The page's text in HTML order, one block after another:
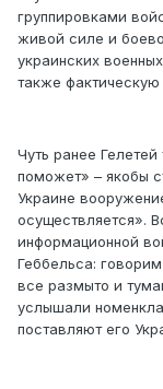
группировками
живой силе и
украинских
также
Чуть ранее
поможет» – якобы
Украине
осуществляется».
информационной
Геббельса:
все размыто и
услышали
поставляют его